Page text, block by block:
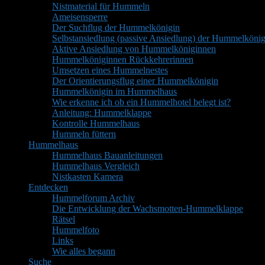
Nistmaterial für Hummeln
Ameisensperre
Der Suchflug der Hummelkönigin
Selbstansiedlung (passive Ansiedlung) der
Aktive Ansiedlung von Hummelköniginnen
Hummelköniginnen Rückkehrerinnen
Umsetzen eines Hummelnestes
Der Orientierungsflug einer Hummelkönigin
Hummelkönigin im Hummelhaus
Wie erkenne ich ob ein Hummelhotel belegt ist?
Anleitung: Hummelklappe
Kontrolle Hummelhaus
Hummeln füttern
Hummelhaus
Hummelhaus Bauanleitungen
Hummelhaus Vergleich
Nistkasten Kamera
Entdecken
Hummelforum Archiv
Die Entwicklung der Wachsmotten-Hummelklappe
Rätsel
Hummelfoto
Links
Wie alles begann
Suche